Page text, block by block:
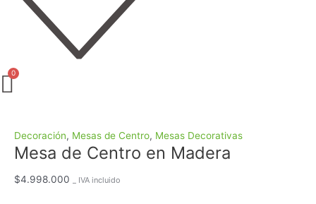
Decoración, Mesas de Centro, Mesas Decorativas
Mesa de Centro en Madera
$4.998.000 _ IVA incluido